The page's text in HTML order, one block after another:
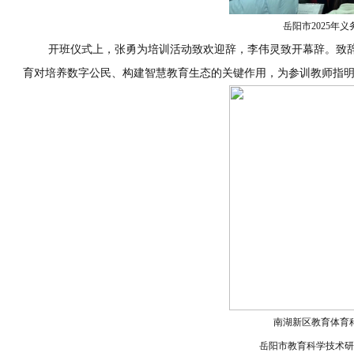
岳阳市2025年义
开班仪式上，张勇为培训活动致欢迎辞，李伟灵致开幕辞。致辞
育对培养数字公民、构建智慧教育生态的关键作用，为参训教师指
南湖新区教育体育
岳阳市教育科学技术